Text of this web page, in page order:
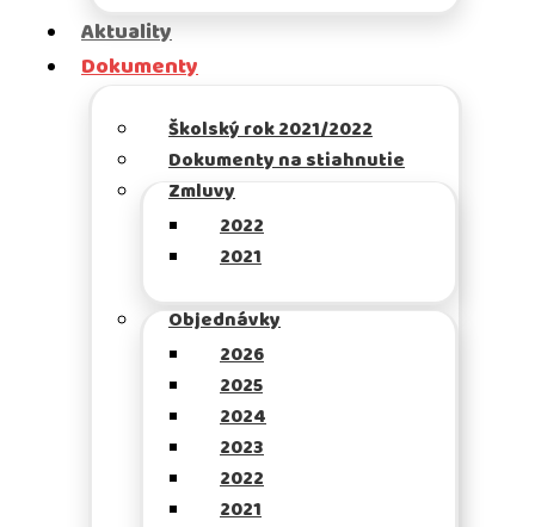
Aktuality
Dokumenty
Školský rok 2021/2022
Dokumenty na stiahnutie
Zmluvy
2022
2021
Objednávky
2026
2025
2024
2023
2022
2021